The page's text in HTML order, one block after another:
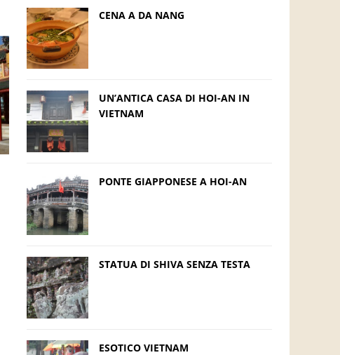
CENA A DA NANG
UN’ANTICA CASA DI HOI-AN IN
VIETNAM
PONTE GIAPPONESE A HOI-AN
STATUA DI SHIVA SENZA TESTA
ESOTICO VIETNAM